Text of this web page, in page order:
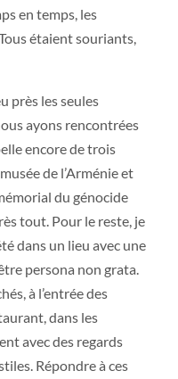
en temps, les
étaient souriants,
près les seules
ayons rencontrées
encore de trois
de l’Arménie et
du génocide
tout. Pour le reste, je
dans un lieu avec une
persona non grata.
à l’entrée des
dans les
avec des regards
Répondre à ces